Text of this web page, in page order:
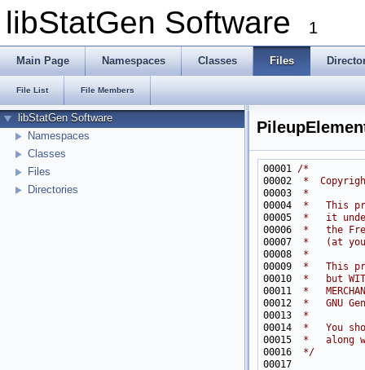
libStatGen Software 1
Main Page Namespaces Classes Files
File List File Members
libStatGen Software
Namespaces
Classes
Files
Directories
00001 /*
00002
*
00003
*
00004
*   This
00005
*   it under
00006
*   the
00007
*   (at
00008
*
00009
*   This
00010
*   but
00011
*
00012
*   GNU
00013
*
00014
*   You
00015
*   along
00016
*/